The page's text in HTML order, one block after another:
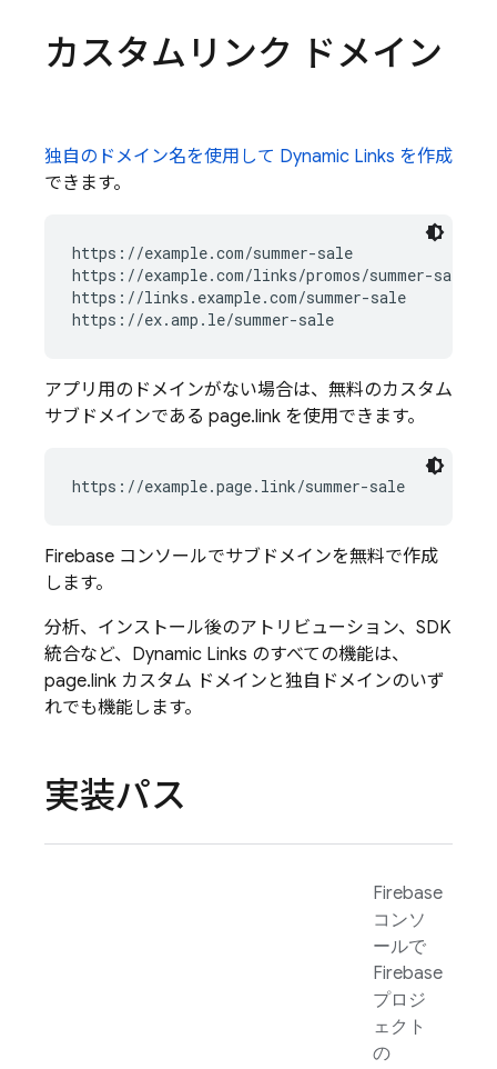
カスタムリンク ドメイン
独自のドメイン名を使用して Dynamic Links を作成
できます。
https://example.com/summer-sale
https://example.com/links/promos/summer-sale
https://links.example.com/summer-sale
アプリ用のドメインがない場合は、無料のカスタム
サブドメインである page.link を使用できます。
https://example.page.link/summer-sale
Firebase コンソールでサブドメインを無料で作成
します。
分析、インストール後のアトリビューション、SDK
統合など、 Dynamic Links のすべての機能は、
page.link カスタム ドメインと独自ドメインのいず
れでも機能します。
実装パス
Firebase
コンソ
ールで
Firebase
プロジ
ェクト
の